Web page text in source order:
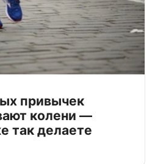
привычек
колени —
так делаете